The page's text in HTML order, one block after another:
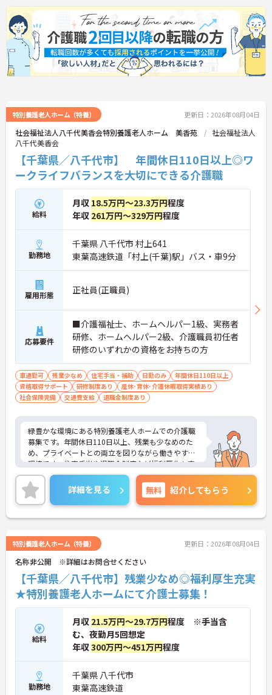
特別養護老人ホーム（特養） 更新日：2026年08月04日
社会福祉法人八千代美香会特別養護老人ホーム 美香苑
社会福祉法人
八千代美香会
【千葉県／八千代市】 年間休日110日以上◎ワ
ークライフバランスを大切にできる介護職
給料
月収 18.5万円～23.3万円程度
年収 261万円～329万円程度
勤務地
千葉県 八千代市 村上641
東葉高速鉄道「村上(千葉)駅」バス・車9分
雇用形態 正社員(正職員)
応募要件
■介護福祉士、ホームヘルパー1級、実務者
研修、ホームヘルパー2級、介護職員初任者
研修のいずれかの資格をお持ちの方
車通勤可 残業少なめ 住宅手当・補助 日勤のみ
年間休日110日以上
資格取得サポート
研修制度あり
産休･育休･介護休暇取得実績あり
社会保険完備
交通費支給 退職金制度あり
緑豊かな環境にある特別養護老人ホームでの介護職
募集です。年間休日110日以上、残業も少なめのた
め、プライベートとの両立を図りながら働きやすい
環境です。住宅手当や退職金制度など福利厚生も充
実しており、ご利用者様に寄り添った介護を実践し
たい方におすすめの求人です。
《おすすめポイント》
★無理なく長く働きやすい勤務環境です
・年間休日110日以上
・住宅手当あり
★地域福祉を支える法人運営の施設です
・特別養護老人ホームを中心に複数事業を展開
・地域に根差した福祉サービスを提供
・安定した法人基盤あり
★利用者様とじっくり関われる環境です
・特別養護老人ホームでの介護業務全般
・生活支援を中心とした介護を実践
・利用者様一人ひとりに寄り添える環境です
★福利厚生が充実しています
・退職金制度あり
・確定拠出年金制度あり
・各種社会保険完備
詳細を見る 無料 紹介してもらう
特別養護老人ホーム（特養） 更新日：2026年08月04日
名称非公開 ※詳細はお問合せください
【千葉県／八千代市】残業少なめ◎福利厚生充実
★特別養護老人ホームにて介護士募集！
給料
月収 21.5万円～29.7万円程度 ※手当含
む、夜勤月5回想定
年収300万円～451万円程度
勤務地
千葉県 八千代市
東葉高速鉄道